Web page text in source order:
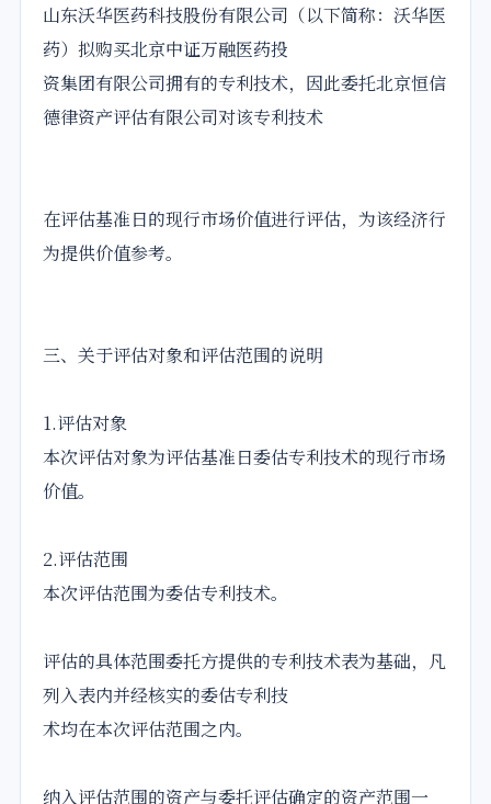
山东沃华医药科技股份有限公司（以下简称：沃华医
药）拟购买北京中证万融医药投
资集团有限公司拥有的专利技术，因此委托北京恒信
德律资产评估有限公司对该专利技术
在评估基准日的现行市场价值进行评估，为该经济行
为提供价值参考。
三、关于评估对象和评估范围的说明
1.评估对象
本次评估对象为评估基准日委估专利技术的现行市场
价值。
2.评估范围
本次评估范围为委估专利技术。
评估的具体范围委托方提供的专利技术表为基础，凡
列入表内并经核实的委估专利技
术均在本次评估范围之内。
纳入评估范围的资产与委托评估确定的资产范围一